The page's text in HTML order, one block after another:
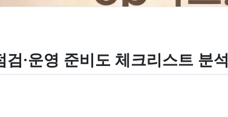
검·운영 준비도 체크리스트 분석